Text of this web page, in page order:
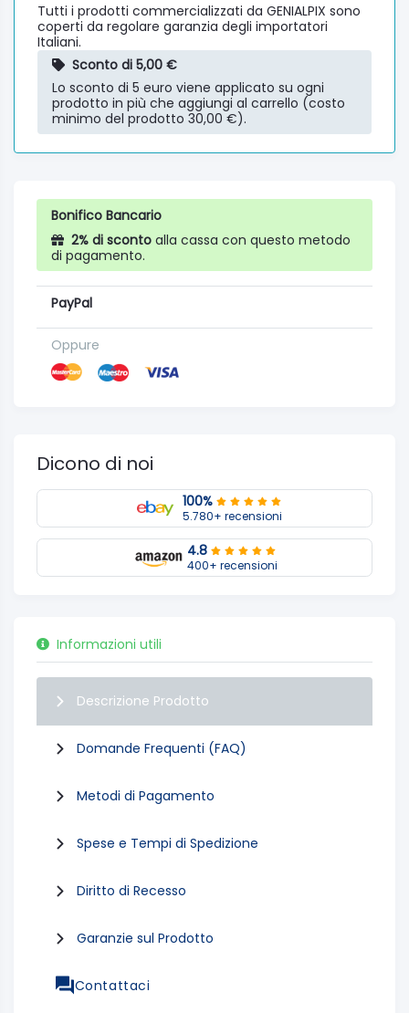
Tutti i prodotti commercializzati da GENIALPIX sono
coperti da regolare garanzia degli importatori
Italiani.
Sconto di 5,00 €
Lo sconto di 5 euro viene applicato su ogni
prodotto in più che aggiungi al carrello (costo
minimo del prodotto 30,00 €).
Bonifico Bancario
2% di sconto alla cassa con questo metodo
di pagamento.
PayPal
Oppure
Dicono di noi
100%
5.780+ recensioni
4.8
400+ recensioni
Informazioni utili
Descrizione Prodotto
Domande Frequenti (FAQ)
Metodi di Pagamento
Spese e Tempi di Spedizione
Diritto di Recesso
Garanzie sul Prodotto
Contattaci